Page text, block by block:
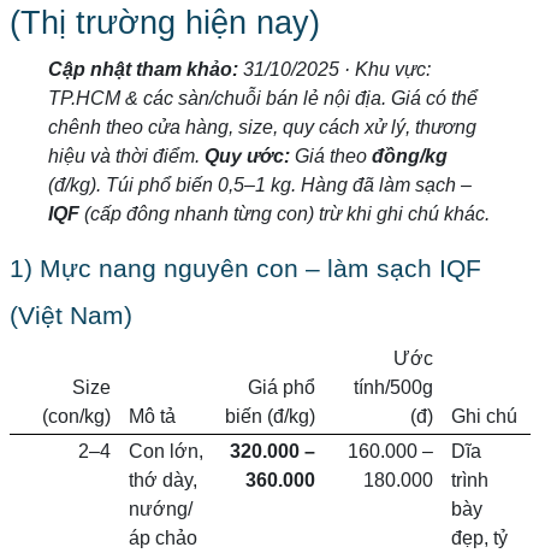
(Thị trường hiện nay)
Cập nhật tham khảo:31/10/2025 · Khu vực:
TP.HCM & các sàn/chuỗi bán lẻ nội địa. Giá có thể
chênh theo cửa hàng, size, quy cách xử lý, thương
hiệu và thời điểm. Quy ước:Giá theo đồng/kg
(đ/kg). Túi phổ biến 0,5–1 kg. Hàng đã làm sạch –
IQF(cấp đông nhanh từng con) trừ khi ghi chú khác.
1) Mực nang nguyên con – làm sạch IQF
(Việt Nam)
Size
(con/kg)
Mô tả
Giá phổ
biến (đ/kg)
Ước
tính/500g
(đ)
Ghi chú
2–4
Con lớn,
thớ dày,
nướng/
áp chảo
320.000 –
360.000
160.000 –
180.000
Dĩa
trình
bày
đẹp, tỷ